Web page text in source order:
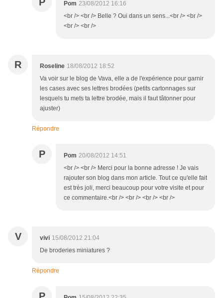
Pom 23/08/2012 16:16
<br /> <br /> Belle ? Oui dans un sens...<br /> <br />
<br /> <br />
R Roseline 18/08/2012 18:52
Va voir sur le blog de Vava, elle a de l'expérience pour garnir
les cases avec ses lettres brodées (petits cartonnages sur
lesquels tu mets ta lettre brodée, mais il faut tâtonner pour
ajuster)
Répondre
P Pom 20/08/2012 14:51
<br /> <br /> Merci pour la bonne adresse ! Je vais
rajouter son blog dans mon article. Tout ce qu'elle fait
est très joli, merci beaucoup pour votre visite et pour
ce commentaire.<br /> <br /> <br /> <br />
V vivi 15/08/2012 21:04
De broderies miniatures ?
Répondre